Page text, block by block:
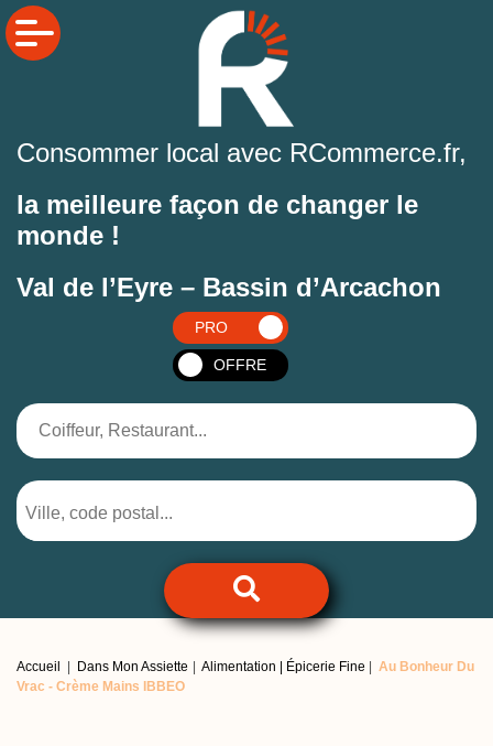
Consommer local avec RCommerce.fr,
la meilleure façon de changer le
monde !
Val de l’Eyre – Bassin d’Arcachon
PRO
OFFRE
Accueil Dans Mon Assiette Alimentation | Épicerie Fine
Au Bonheur Du
Vrac - Crème Mains IBBEO